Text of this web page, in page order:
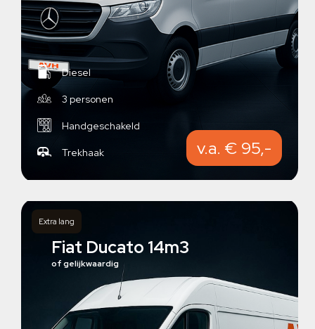
Diesel
3 personen
Handgeschakeld
Trekhaak v.a. € 95,-
Extra lang
Fiat Ducato 14m3
of gelijkwaardig